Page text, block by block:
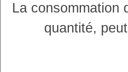
La consommation
quantité,